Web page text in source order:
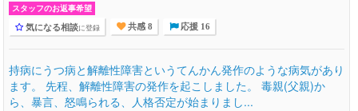
スタッフのお返事希望
気になる相談に登録 共感 8 応援 16
持病にうつ病と解離性障害というてんかん発作のような病気があり
ます。 先程、解離性障害の発作を起こしました。 毒親(父親)か
ら、暴言、怒鳴られる、人格否定が始まりまし...